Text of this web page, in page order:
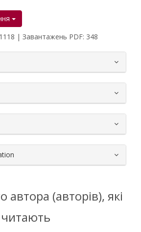
1118 | Завантажень PDF: 348
автора (авторів), які